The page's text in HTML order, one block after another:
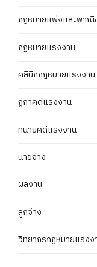
กฎหมายแพ่งและพาณิ
กฏหมายแรงงาน
คลินิกกฎหมายแรงงาน
ฎีกาคดีแรงงาน
ทนายคดีแรงงาน
นายจ้าง
ผลงาน
ลูกจ้าง
วิทยากรกฎหมายแรงง